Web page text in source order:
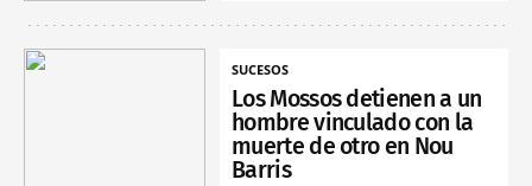
SUCESOS
Los Mossos detienen a un
hombre vinculado con la
muerte de otro en Nou
Barris